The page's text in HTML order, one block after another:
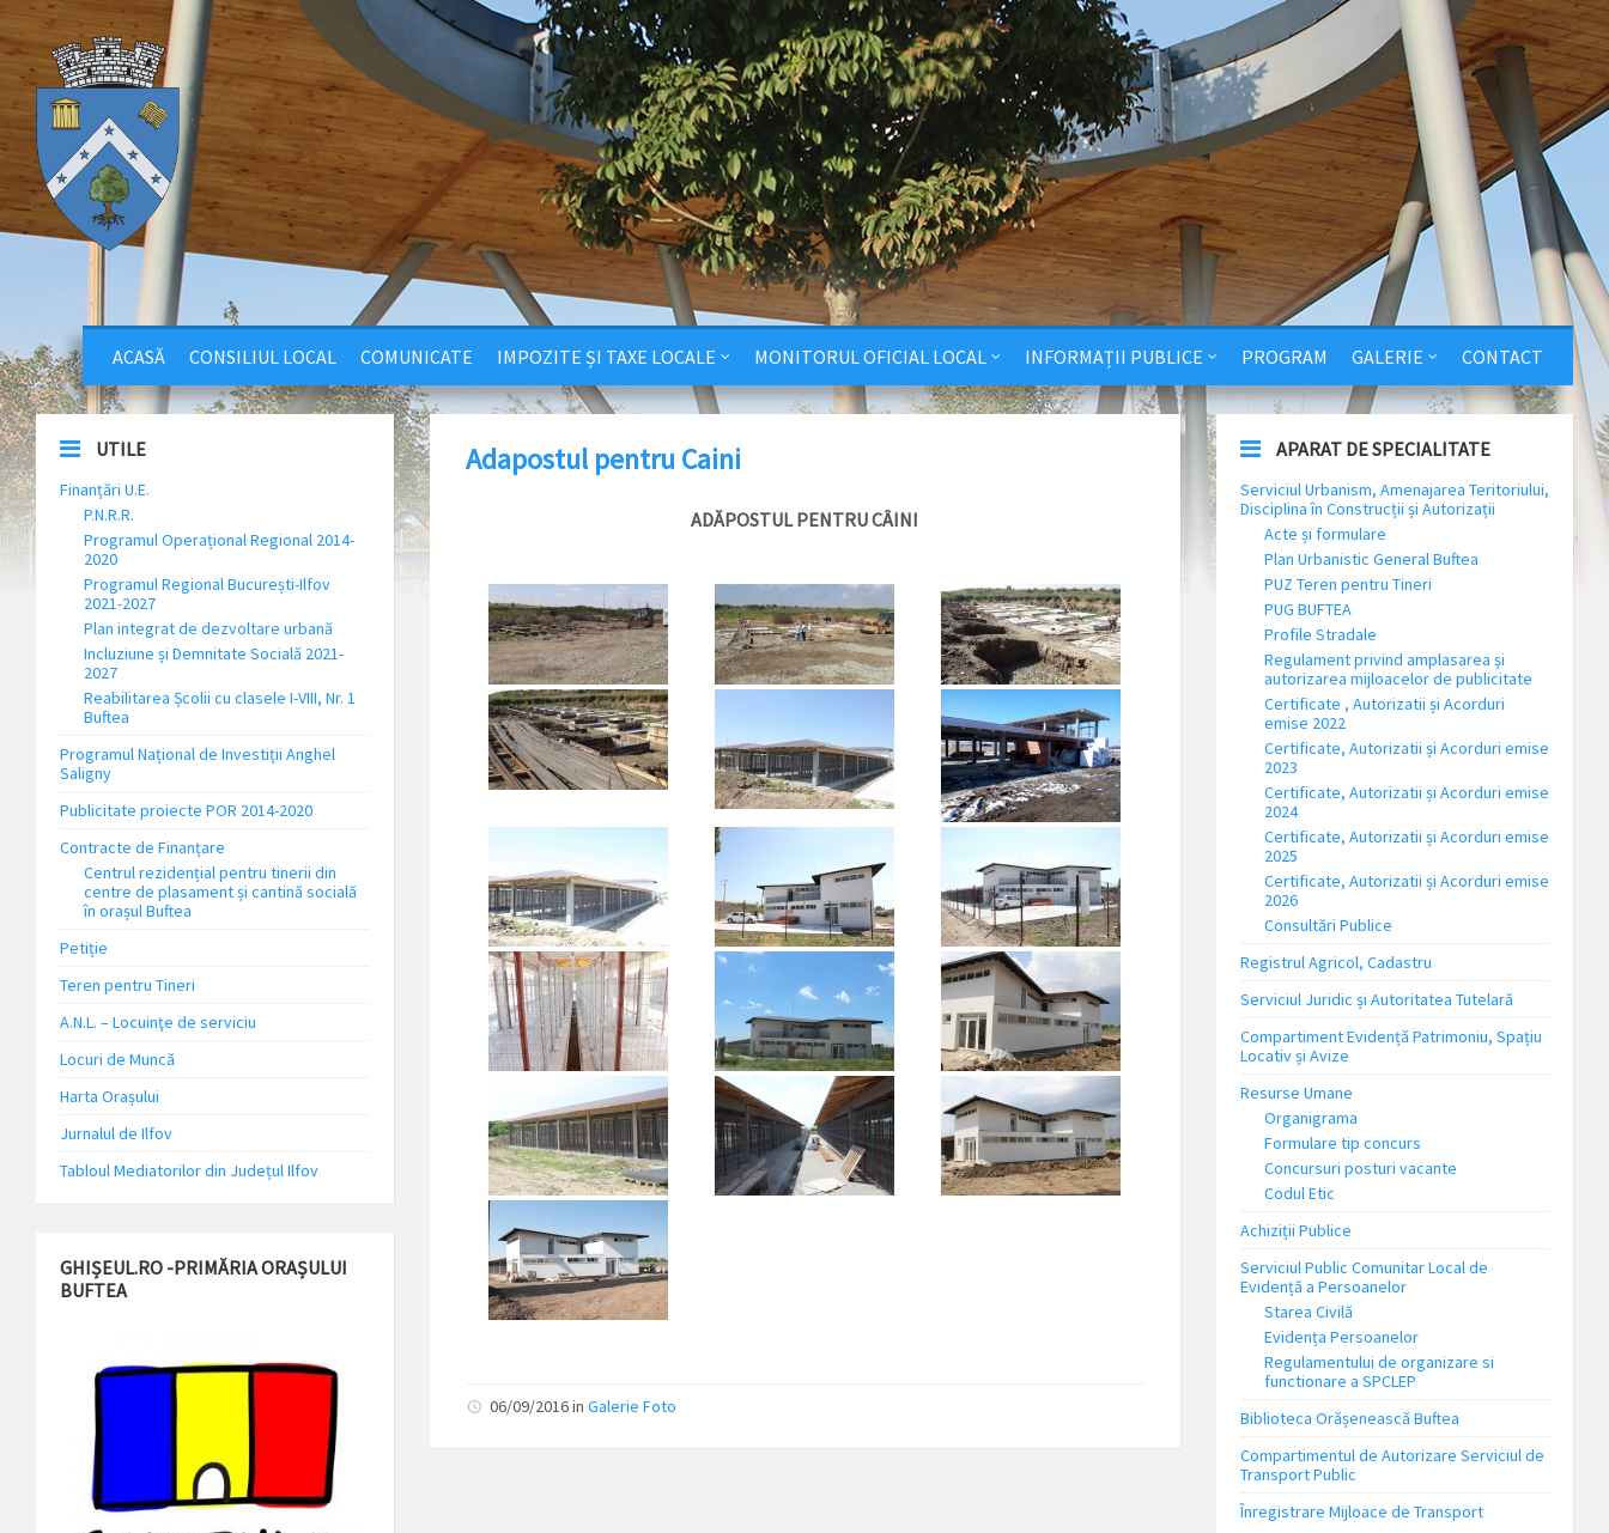
ACASĂ CONSILIUL LOCAL COMUNICATE IMPOZITE ȘI TAXE LOCALE MONITORUL OFICIAL LOCAL INFORMAȚII PUBLICE PROGRAM GALERIE CONTACT
Adapostul pentru Caini
ADĂPOSTUL PENTRU CÂINI
06/09/2016in Galerie Foto
UTILE
Finanțări U.E.
P.N.R.R.
Programul Operațional Regional 2014-
2020
Programul Regional București-Ilfov
2021-2027
Plan integrat de dezvoltare urbană
Incluziune și Demnitate Socială 2021-
2027
Reabilitarea Școlii cu clasele I-VIII, Nr. 1
Buftea
Programul Național de Investiții Anghel
Saligny
Publicitate proiecte POR 2014-2020
Contracte de Finanțare
Centrul rezidențial pentru tinerii din
centre de plasament și cantină socială
în orașul Buftea
Petiție
Teren pentru Tineri
A.N.L. – Locuinţe de serviciu
Locuri de Muncă
Harta Orașului
Jurnalul de Ilfov
Tabloul Mediatorilor din Județul Ilfov
GHIȘEUL.RO -PRIMĂRIA ORAȘULUI
BUFTEA
APARAT DE SPECIALITATE
Serviciul Urbanism, Amenajarea Teritoriului,
Disciplina în Construcții și Autorizații
Acte și formulare
Plan Urbanistic General Buftea
PUZ Teren pentru Tineri
PUG BUFTEA
Profile Stradale
Regulament privind amplasarea și
autorizarea mijloacelor de publicitate
Certificate , Autorizatii și Acorduri
emise 2022
Certificate, Autorizatii și Acorduri emise
2023
Certificate, Autorizatii și Acorduri emise
2024
Certificate, Autorizatii și Acorduri emise
2025
Certificate, Autorizatii și Acorduri emise
2026
Consultări Publice
Registrul Agricol, Cadastru
Serviciul Juridic și Autoritatea Tutelară
Compartiment Evidență Patrimoniu, Spațiu
Locativ și Avize
Resurse Umane
Organigrama
Formulare tip concurs
Concursuri posturi vacante
Codul Etic
Achiziții Publice
Serviciul Public Comunitar Local de
Evidență a Persoanelor
Starea Civilă
Evidența Persoanelor
Regulamentului de organizare si
functionare a SPCLEP
Biblioteca Orășenească Buftea
Compartimentul de Autorizare Serviciul de
Transport Public
Înregistrare Mijloace de Transport